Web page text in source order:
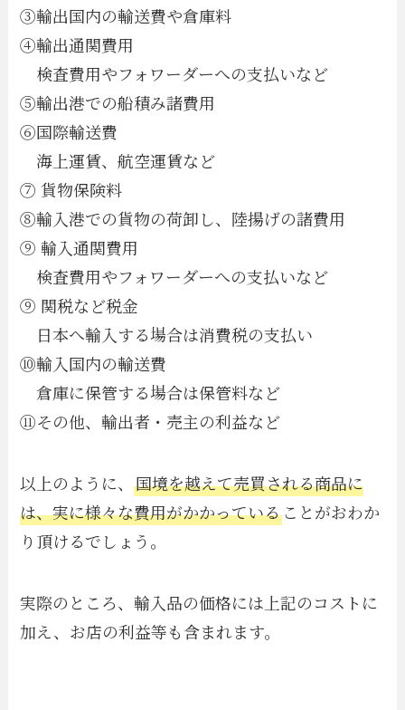
③輸出国内の輸送費や倉庫料
④輸出通関費用
検査費用やフォワーダーへの支払いなど
⑤輸出港での船積み諸費用
⑥国際輸送費
海上運賃、航空運賃など
⑦ 貨物保険料
⑧輸入港での貨物の荷卸し、陸揚げの諸費用
⑨ 輸入通関費用
検査費用やフォワーダーへの支払いなど
⑨ 関税など税金
日本へ輸入する場合は消費税の支払い
⑩輸入国内の輸送費
倉庫に保管する場合は保管料など
⑪その他、輸出者・売主の利益など
以上のように、国境を越えて売買される商品に
は、実に様々な費用がかかっていることがおわか
り頂けるでしょう。
実際のところ、輸入品の価格には上記のコストに
加え、お店の利益等も含まれます。